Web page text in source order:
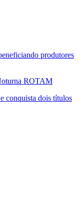
produtores
ROTAM
conquista dois títulos